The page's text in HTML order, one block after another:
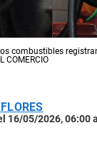
combustibles
COMERCIO
16/05/2026, 06:00